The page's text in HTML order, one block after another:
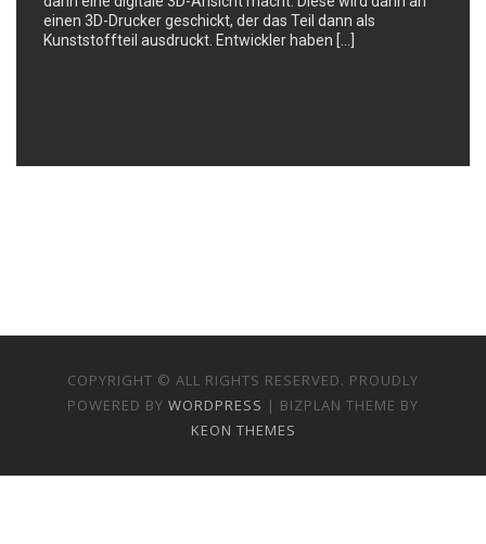
einen 3D-Drucker geschickt, der das Teil dann als
Kunststoffteil ausdruckt. Entwickler haben […]
COPYRIGHT © ALL RIGHTS RESERVED. PROUDLY
POWERED BY WORDPRESS | BIZPLAN THEME BY
KEON THEMES